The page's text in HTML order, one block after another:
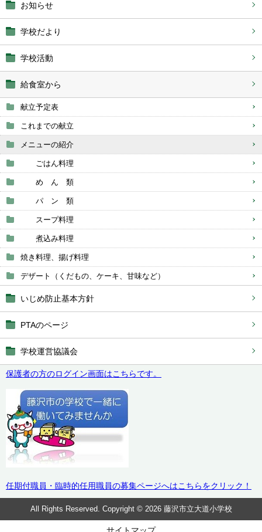
お知らせ
学校だより
学校活動
給食室から
献立予定表
これまでの献立
メニューの紹介
ごはん料理
め ん 類
パ ン 類
スープ料理
煮込み料理
焼き料理、揚げ料理
デザート（くだもの、ケーキ、甘味など）
いじめ防止基本方針
PTAのページ
学校運営協議会
保護者の方のログイン画面はこちらです。
任期付職員・臨時的任用職員の募集ページへはこちらをクリック！
All Rights Reserved. Copyright © 2026 藤沢市立大道小学校